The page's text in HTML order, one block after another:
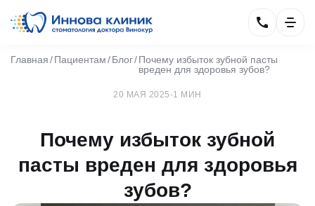
Главная Пациентам Блог Почему избыток зубной пасты
вреден для здоровья зубов?
20 МАЯ 2025 ·1 МИН
Почему избыток зубной
пасты вреден для здоровья
зубов?